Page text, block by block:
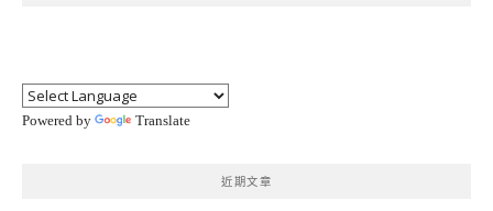
Powered by Translate
近期文章